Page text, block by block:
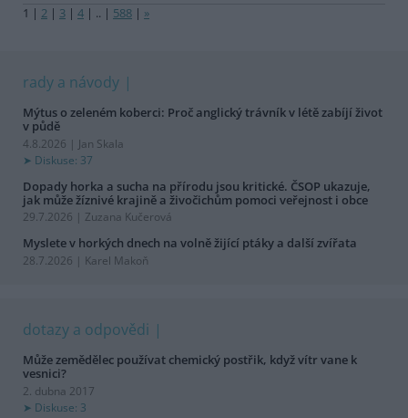
1 | 2 | 3 | 4 | .. | 588 | »
rady a návody
Mýtus o zeleném koberci: Proč anglický trávník v létě zabíjí život
v půdě
4.8.2026 | Jan Skala
Diskuse: 37
Dopady horka a sucha na přírodu jsou kritické. ČSOP ukazuje,
jak může žíznivé krajině a živočichům pomoci veřejnost i obce
29.7.2026 | Zuzana Kučerová
Myslete v horkých dnech na volně žijící ptáky a další zvířata
28.7.2026 | Karel Makoň
dotazy a odpovědi
Může zemědělec používat chemický postřik, když vítr vane k
vesnici?
2. dubna 2017
Diskuse: 3